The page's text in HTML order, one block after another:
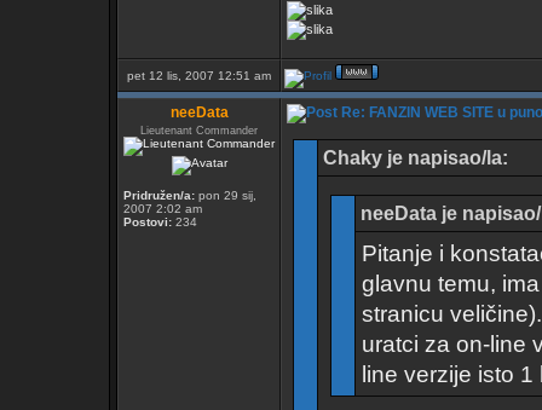
pet 12 lis, 2007 12:51 am
neeData
Lieutenant Commander
Pridružen/a: pon 29 sij,
2007 2:02 am
Postovi: 234
Re: FANZIN WEB SITE u
Chaky je napisao/la:
neeData je
Pitanje i
glavnu temu,
stranicu
uratci za on-line
line verzije isto